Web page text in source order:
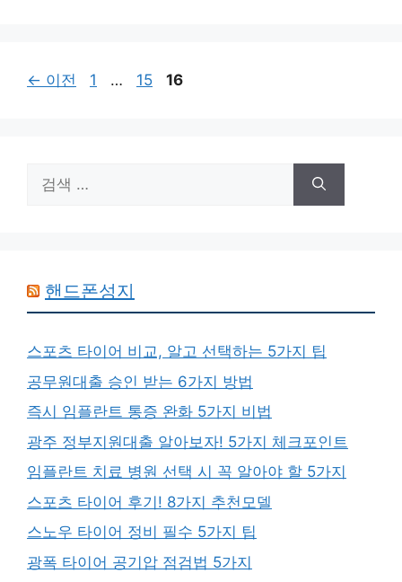
← 이전
페
1 …
페
15
페
16
색:
핸드폰성지
스포츠 타이어 비교, 알고 선택하는 5가지 팁
공무원대출 승인 받는 6가지 방법
즉시 임플란트 통증 완화 5가지 비법
광주 정부지원대출 알아보자! 5가지 체크포인트
임플란트 치료 병원 선택 시 꼭 알아야 할 5가지
스포츠 타이어 후기! 8가지 추천모델
스노우 타이어 정비 필수 5가지 팁
광폭 타이어 공기압 점검법 5가지